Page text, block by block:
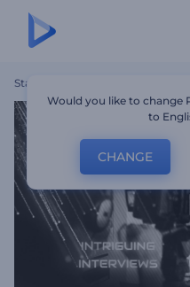
Startseite
Would you like to change
to
CHANGE